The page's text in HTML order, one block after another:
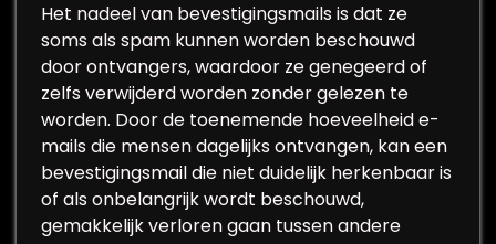
Het nadeel van bevestigingsmails is dat ze
soms als spam kunnen worden beschouwd
door ontvangers, waardoor ze genegeerd of
zelfs verwijderd worden zonder gelezen te
worden. Door de toenemende hoeveelheid e-
mails die mensen dagelijks ontvangen, kan een
bevestigingsmail die niet duidelijk herkenbaar is
of als onbelangrijk wordt beschouwd,
gemakkelijk verloren gaan tussen andere